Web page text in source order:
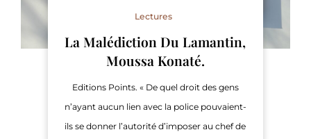
Lectures
La Malédiction Du Lamantin,
Moussa Konaté.
Editions Points. « De quel droit des gens
n’ayant aucun lien avec la police pouvaient-
ils se donner l’autorité d’imposer au chef de